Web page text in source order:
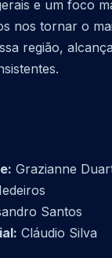
e um foco
nos tornar o
região,
Grazianne
Santos
Cláudio Silva